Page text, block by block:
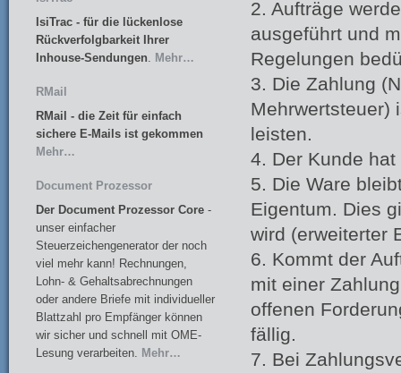
2. Aufträge
ausgeführt und
Regelungen
3. Die Zahlung
Mehrwertsteuer)
leisten.
4. Der Kunde
5. Die Ware
Eigentum. Dies
wird (erweiterter
6. Kommt der
mit einer
offenen
fällig.
7. Bei
IsiTrac - für die lückenlose
Rückverfolgbarkeit Ihrer
Inhouse-Sendungen. Mehr…
RMail
RMail - die Zeit für einfach
sichere E-Mails ist gekommen
Mehr…
Document Prozessor
Der Document Prozessor Core -
unser einfacher
Steuerzeichengenerator der noch
viel mehr kann! Rechnungen,
Lohn- & Gehaltsabrechnungen
oder andere Briefe mit individueller
Blattzahl pro Empfänger können
wir sicher und schnell mit OME-
Lesung verarbeiten. Mehr…